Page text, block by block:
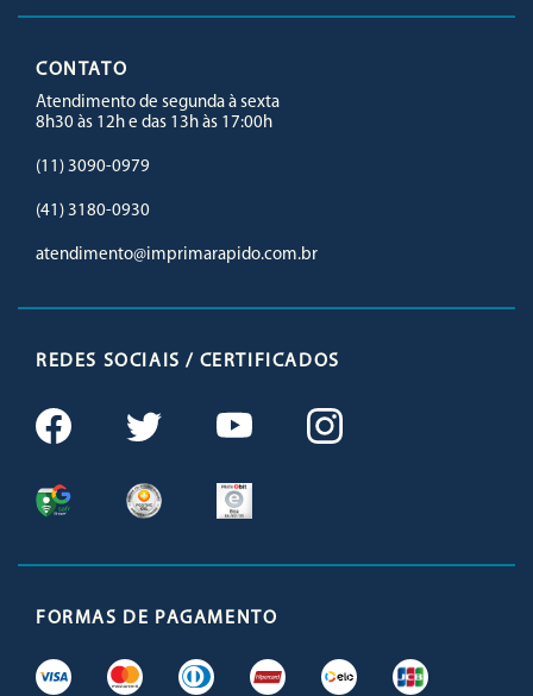
CONTATO
Atendimento de segunda à sexta
8h30 às 12h e das 13h às 17:00h
(11) 3090-0979
(41) 3180-0930
atendimento@imprimarapido.com.br
REDES SOCIAIS / CERTIFICADOS
FORMAS DE PAGAMENTO